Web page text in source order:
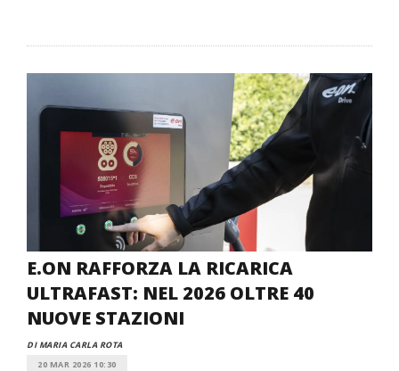
E.ON RAFFORZA LA RICARICA
ULTRAFAST: NEL 2026 OLTRE 40
NUOVE STAZIONI
DI MARIA CARLA ROTA
20 MAR 2026 10:30